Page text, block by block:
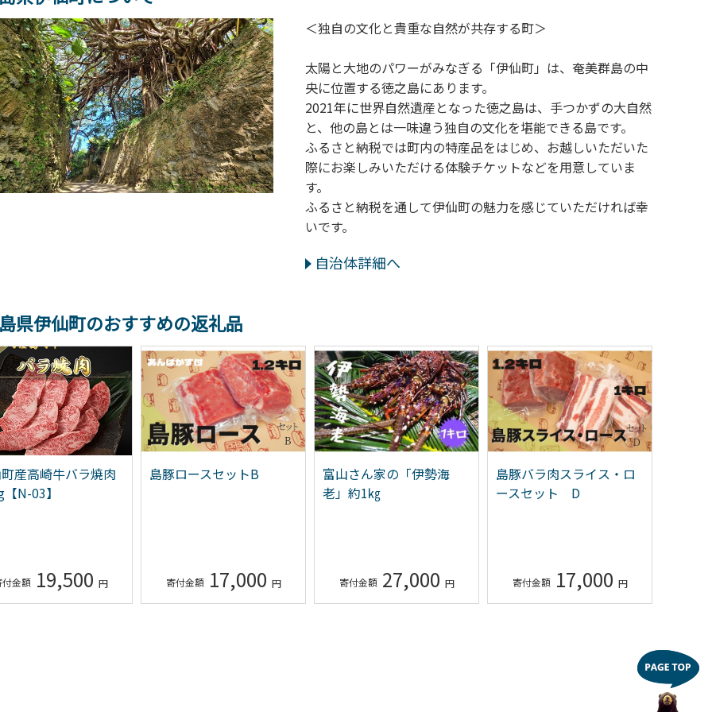
＜独自の文化と貴重な自然が共存する町＞
太陽と大地のパワーがみなぎる「伊仙町」は、奄美群島の中
央に位置する徳之島にあります。
2021年に世界自然遺産となった徳之島は、手つかずの大自然
と、他の島とは一味違う独自の文化を堪能できる島です。
ふるさと納税では町内の特産品をはじめ、お越しいただいた
際にお楽しみいただける体験チケットなどを用意していま
す。
ふるさと納税を通して伊仙町の魅力を感じていただければ幸
いです。
自治体詳細へ
県伊仙町のおすすめの返礼品
産高崎牛バラ焼肉
N-03】
19,500
島豚ロースセットB
17,000
富山さん家の「伊勢海
老」約1㎏
27,000
島豚バラ肉スライス・ロ
ースセット D
17,000